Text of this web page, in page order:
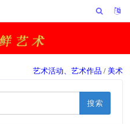
艺术活动、艺术作品 / 美术
搜索